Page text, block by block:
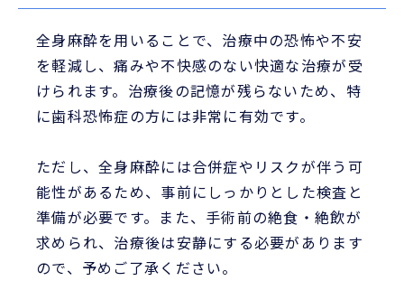
全身麻酔を用いることで、治療中の恐怖や不安
を軽減し、痛みや不快感のない快適な治療が受
けられます。治療後の記憶が残らないため、特
に歯科恐怖症の方には非常に有効です。
ただし、全身麻酔には合併症やリスクが伴う可
能性があるため、事前にしっかりとした検査と
準備が必要です。また、手術前の絶食・絶飲が
求められ、治療後は安静にする必要があります
ので、予めご了承ください。